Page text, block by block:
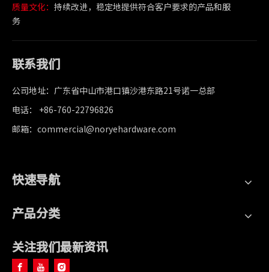
质量文化： 持续改进，稳定地提供符合客户要求的产品和服
务
联系我们
公司地址：广东省中山市港口镇沙港东路21号诺一总部
电话： +86-760-22796826
邮箱：commercial@noryehardware.com
快速导航
产品分类
关注我们最新资讯